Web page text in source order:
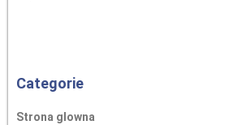
Categorie
Strona glowna